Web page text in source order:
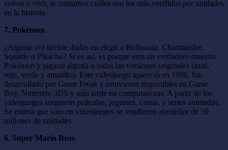
volver a vivir, te contamos cuáles son los más vendidos por unidades
en la historia.
7. Pokémon
¿Alguna vez tuviste dudas en elegir a Bulbasaur, Charmander,
Squirtle o Pikachu? Si es así, es porque eres un verdadero maestro
Pokémon y jugaste alguna o todas las versiones originales (azul,
rojo, verde y amarillo). Este videojuego apareció en 1996, fue
desarrollado por Game Freak y estuvieron disponibles en Game
Boy, Nintendo 3DS y más tarde en computadoras. A partir de los
videojuegos surgieron películas, juguetes, cartas, y series animadas.
Se estima que solo en videojuegos se vendieron alrededor de 50
millones de unidades.
6. Super Mario Bros